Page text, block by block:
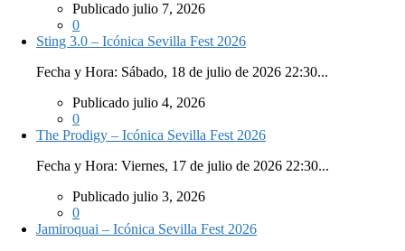
Publicado julio 7, 2026
0
Sting 3.0 – Icónica Sevilla Fest 2026
Fecha y Hora: Sábado, 18 de julio de 2026 22:30...
Publicado julio 4, 2026
0
The Prodigy – Icónica Sevilla Fest 2026
Fecha y Hora: Viernes, 17 de julio de 2026 22:30...
Publicado julio 3, 2026
0
Jamiroquai – Icónica Sevilla Fest 2026